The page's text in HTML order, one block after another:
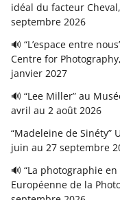
idéal du facteur
septembre 2026
🔊 “L’espace entre
Centre for
janvier 2027
🔊 “Lee Miller” au
avril au 2 août 2026
“Madeleine de Sinéty”
juin au 27 septembre
🔊 “La photographie
Européenne de la